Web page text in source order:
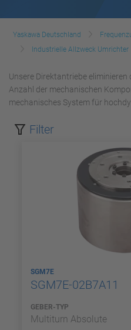
Yaskawa Deutschland
Industrielle Allzweck Umrichter
Unsere Direktantriebe
Anzahl der mechanischen
mechanisches System für
Filter
SGM7E
SGM7E-02B7A11
GEBER-TYP
Multiturn Absolute